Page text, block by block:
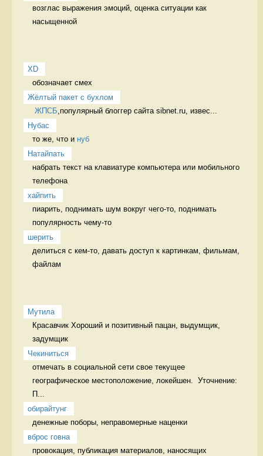
возглас выражения эмоций, оценка ситуации как
насыщенной
XD
обозначает смех
Жёлтый пакет с бухлом
ЖПСБ,популярный блоггер сайта sibnet.ru, извес...
Нубас
то же, что и нуб
Натайпать
набрать текст на клавиатуре компьютера или мобильного
телефона
хайпить
пиарить, поднимать шум вокруг чего-то, поднимать
популярность чему-то
шерить
делиться с кем-то, давать доступ к картинкам, фильмам,
файлам
Мутила
Красавчик Хороший и позитивный пацан, выдумщик,
задумщик
Чекиниться
отмечать в социальной сети свое текущее
географическое местоположение, локейшен.  Уточнение:
П...
обирайтунг
денежные поборы, неправомерные наценки
вброс говна
провокация, публикация материалов, наносящих